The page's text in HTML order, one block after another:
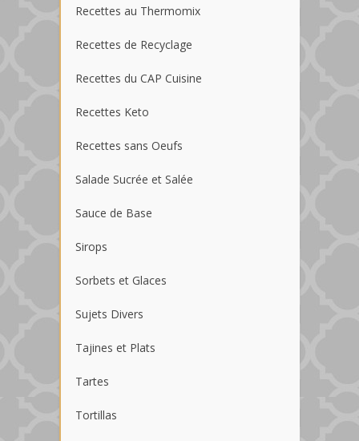
Recettes au Thermomix
Recettes de Recyclage
Recettes du CAP Cuisine
Recettes Keto
Recettes sans Oeufs
Salade Sucrée et Salée
Sauce de Base
Sirops
Sorbets et Glaces
Sujets Divers
Tajines et Plats
Tartes
Tortillas